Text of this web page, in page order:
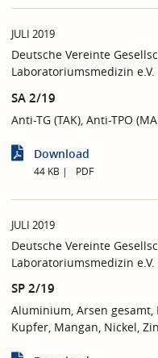
JULI 2019
Deutsche Vereinte
Laboratoriumsmedizin e.V.
SA 2/19
Anti-TG (TAK), Anti-TPO
Download
44 KB PDF
JULI 2019
Deutsche Vereinte
Laboratoriumsmedizin e.V.
SP 2/19
Aluminium, Arsen gesamt,
Kupfer, Mangan, Nickel,